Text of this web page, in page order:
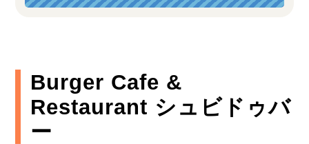
Burger Cafe &
Restaurant シュビドゥバ
ー